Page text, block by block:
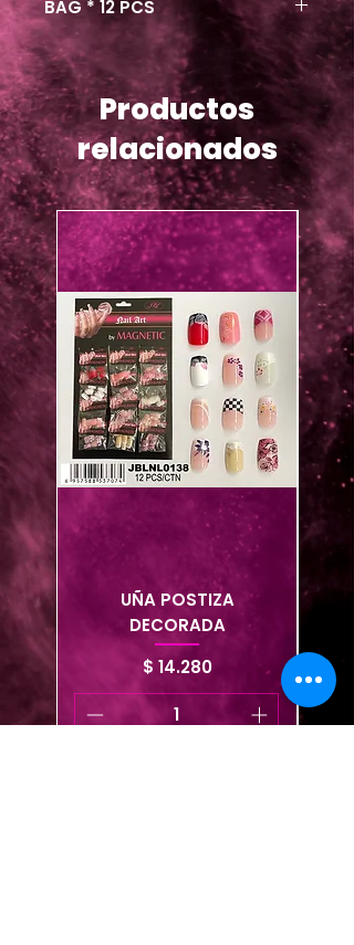
BAG * 12 PCS
Productos
relacionados
UÑA POSTIZA
DECORADA
Precio
$ 14.280